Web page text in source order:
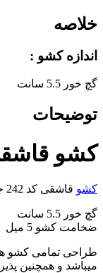
خلاصه
اندازه کشو :
گچ خور 5.5 سانت
توضیحات
کشو قاشقی
کشو قاشقی کد 242 جنس کشو پلیکا
گچ خور 5.5 سانت
ضخامت کشو 5 میل
طراحی تمامی کشو ها
میباشد و همچنین